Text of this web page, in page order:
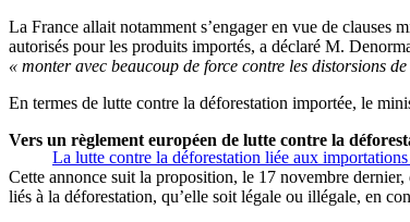
La France allait notamment s’engager en vue de clauses
autorisés pour les produits importés, a déclaré M.
« monter avec beaucoup de force contre les distorsions
En termes de lutte contre la déforestation importée, le
La lutte contre la déforestation liée aux
Vers un règlement européen de lutte contre la
Cette annonce suit la proposition, le 17 novembre dernier,
liés à la déforestation, qu’elle soit légale ou illégale, en